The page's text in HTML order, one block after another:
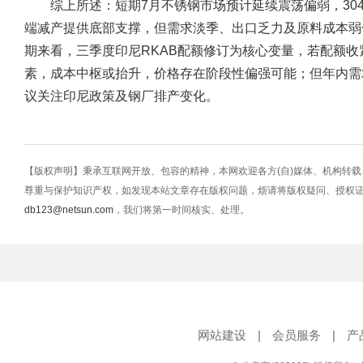
综上所述：短期7月不锈钢市场预计延续震荡偏弱，
端减产提供底部支撑，但需求淡季、出口乏力及原料成本
期来看，三季度印尼RKAB配额修订为核心变量，若配额
素，成本中枢或抬升，价格存在阶段性偏强可能；但年内
议关注印尼政策及钢厂排产变化。
【版权声明】秉承互联网开放、包容的精神，本网欢迎各方(自)媒体、机构转
尊重与保护知识产权，如发现本站文章存在版权问题，烦请将版权疑问、授权
db123@netsun.com ，我们将第一时间核实、处理。
网站建设 | 会员服务 | 产